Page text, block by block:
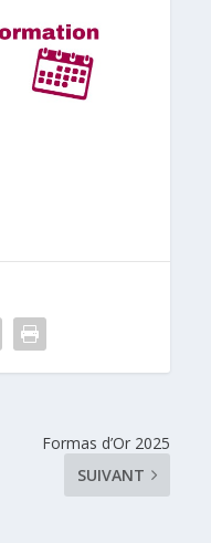
Formas d’Or 2025
SUIVANT